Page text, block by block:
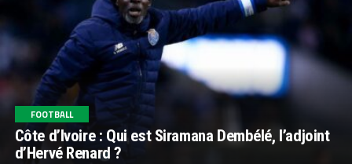
FOOTBALL
Côte d’Ivoire : Qui est Siramana Dembélé, l’adjoint
d’Hervé Renard ?